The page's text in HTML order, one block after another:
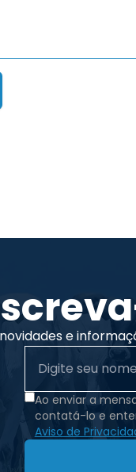
e
Ao enviar a
contatá-lo e
Aviso de